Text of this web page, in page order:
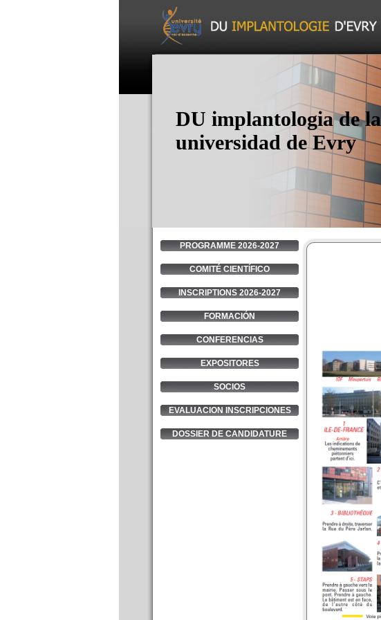
DU implantologia de la
universidad de Evry
PROGRAMME 2026-2027
COMITÉ CIENTÍ­FICO
INSCRIPTIONS 2026-2027
FORMACIÓN
CONFERENCIAS
EXPOSITORES
SOCIOS
EVALUACION INSCRIPCIONES
DOSSIER DE CANDIDATURE